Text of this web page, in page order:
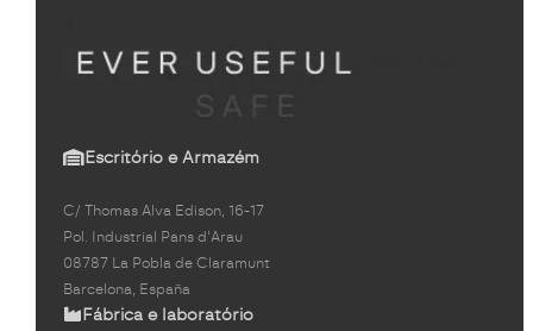
Escritório e Armazém
C/ Thomas Alva Edison, 16-17
Pol. Industrial Pans d'Arau
08787 La Pobla de Claramunt
Barcelona, España
Fábrica e laboratório